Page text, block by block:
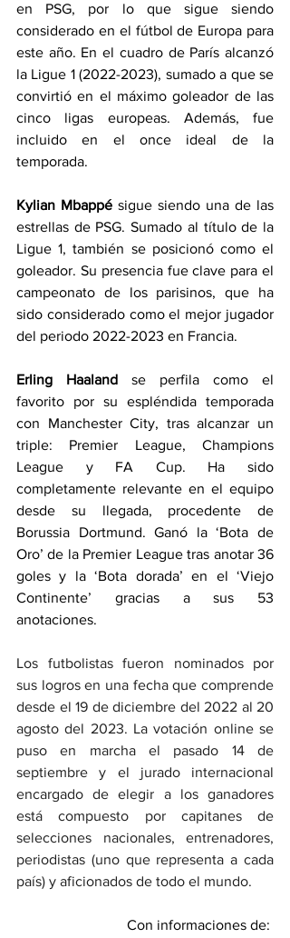
en PSG, por lo que sigue siendo
considerado en el fútbol de Europa para
este año. En el cuadro de París alcanzó
la Ligue 1 (2022-2023), sumado a que se
convirtió en el máximo goleador de las
cinco ligas europeas. Además, fue
incluido en el once ideal de la
temporada.
Kylian Mbappé sigue siendo una de las
estrellas de PSG. Sumado al título de la
Ligue 1, también se posicionó como el
goleador. Su presencia fue clave para el
campeonato de los parisinos, que ha
sido considerado como el mejor jugador
del periodo 2022-2023 en Francia.
Erling Haaland
se perfila como el
favorito por su espléndida temporada
con Manchester City, tras alcanzar un
triple: Premier League, Champions
League y FA Cup. Ha sido
completamente relevante en el equipo
desde su llegada, procedente de
Borussia Dortmund. Ganó la ‘Bota de
Oro’ de la Premier League tras anotar 36
goles y la ‘Bota dorada’ en el ‘Viejo
Continente’ gracias a sus 53
anotaciones.
Los futbolistas fueron nominados por
sus logros en una fecha que comprende
desde el 19 de diciembre del 2022 al 20
agosto del 2023. La votación online se
puso en marcha el pasado 14 de
septiembre y el jurado internacional
encargado de elegir a los ganadores
está compuesto por capitanes de
selecciones nacionales, entrenadores,
periodistas (uno que representa a cada
país) y aficionados de todo el mundo.
Con informaciones de: